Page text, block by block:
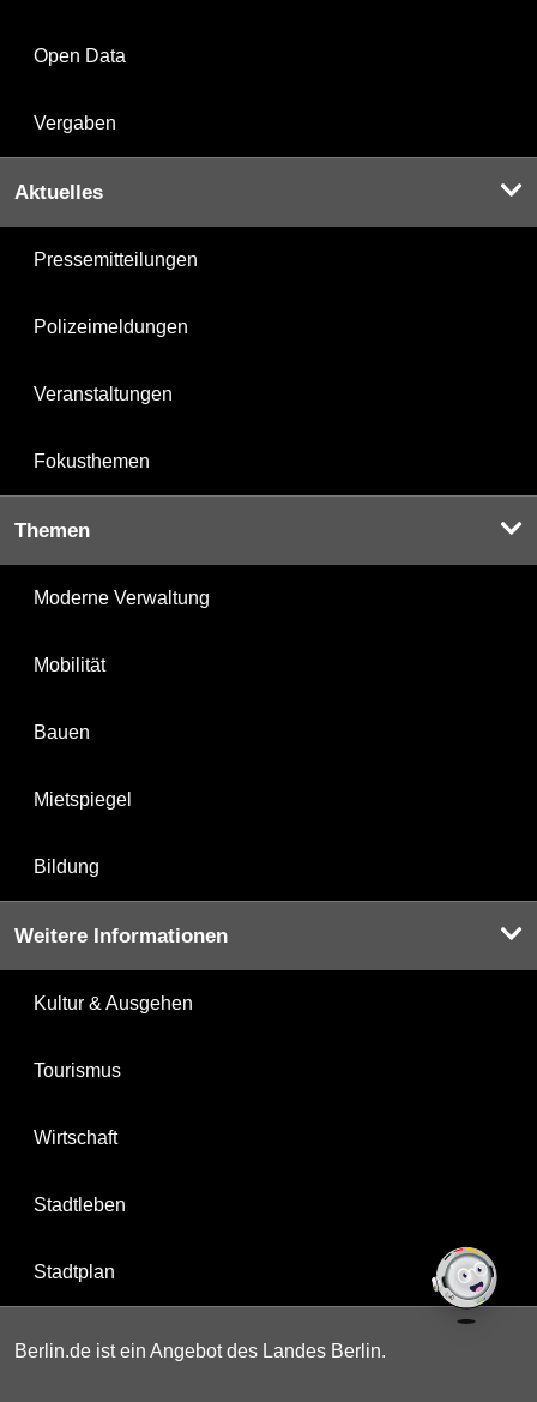
Open Data
Vergaben
Aktuelles
Pressemitteilungen
Polizeimeldungen
Veranstaltungen
Fokusthemen
Themen
Moderne Verwaltung
Mobilität
Bauen
Mietspiegel
Bildung
Weitere Informationen
Kultur & Ausgehen
Tourismus
Wirtschaft
Stadtleben
Stadtplan
Berlin.de ist ein Angebot des Landes Berlin.